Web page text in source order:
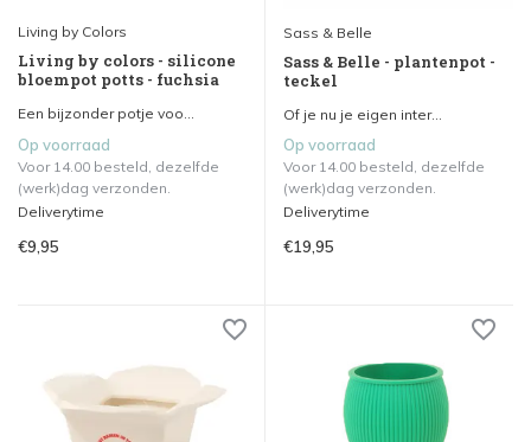
Living by Colors
Living by colors - silicone
bloempot potts - fuchsia
Een bijzonder potje voo...
Op voorraad
Voor 14.00 besteld, dezelfde
(werk)dag verzonden.
Deliverytime
€9,95
Sass & Belle
Sass & Belle - plantenpot -
teckel
Of je nu je eigen inter...
Op voorraad
Voor 14.00 besteld, dezelfde
(werk)dag verzonden.
Deliverytime
€19,95